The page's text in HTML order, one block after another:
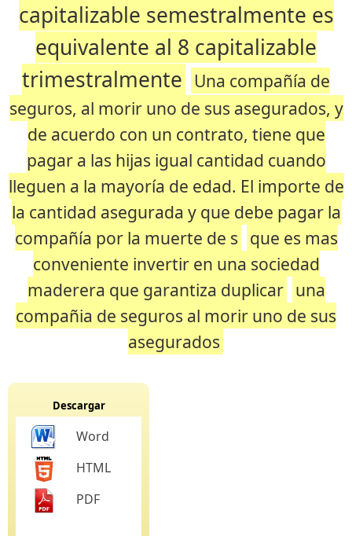
capitalizable semestralmente es
equivalente al 8 capitalizable
trimestralmente
Una compañía de
seguros, al morir uno de sus asegurados, y
de acuerdo con un contrato, tiene que
pagar a las hijas igual cantidad cuando
lleguen a la mayoría de edad. El importe de
la cantidad asegurada y que debe pagar la
compañía por la muerte de s que es mas
conveniente invertir en una sociedad
maderera que garantiza duplicar una
compañia de seguros al morir uno de sus
asegurados
Descargar
Word
HTML
PDF